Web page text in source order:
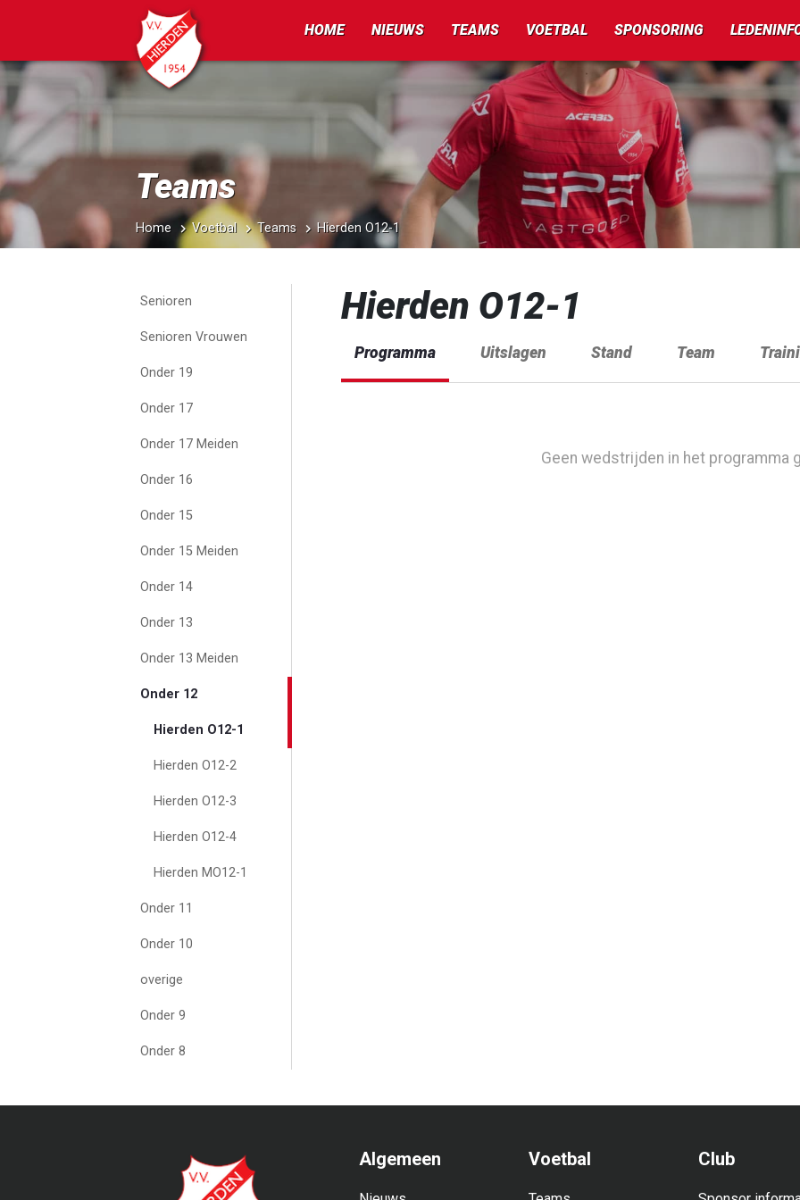
HOME NIEUWS TEAMS VOETBAL SPONSORING
Teams
Home Voetbal Teams Hierden O12-1
Senioren
Senioren Vrouwen
Onder 19
Onder 17
Onder 17 Meiden
Onder 16
Onder 15
Onder 15 Meiden
Onder 14
Onder 13
Onder 13 Meiden
Onder 12
Hierden O12-1
Hierden O12-2
Hierden O12-3
Hierden O12-4
Hierden MO12-1
Onder 11
Onder 10
overige
Onder 9
Onder 8
Hierden O12-1
Programma Uitslagen Stand Team
Geen wedstrijden in het programma
Algemeen Voetbal Club